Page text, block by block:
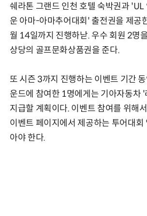
쉐라톤 그랜드 인천 호텔 숙박권과 'UL
운 아마-아마추어대회' 출전권을 제공
월 14일까지 진행하낟. 우수 회원 2명
상당의 골프문화상품권을 준다.
또 시즌 3까지 진행하는 이벤트 기간
운드에 참여한 1명에게는 기아자동차
지급할 계획이다. 이벤트 참여를 위해
이벤트 페이지에서 제공하는 투어대회
아야 한다.